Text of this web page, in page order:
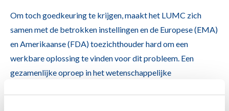
Om toch goedkeuring te krijgen, maakt het LUMC zich
samen met de betrokken instellingen en de Europese (EMA)
en Amerikaanse (FDA) toezichthouder hard om een
werkbare oplossing te vinden voor dit probleem. Een
gezamenlijke oproep in het wetenschappelijke